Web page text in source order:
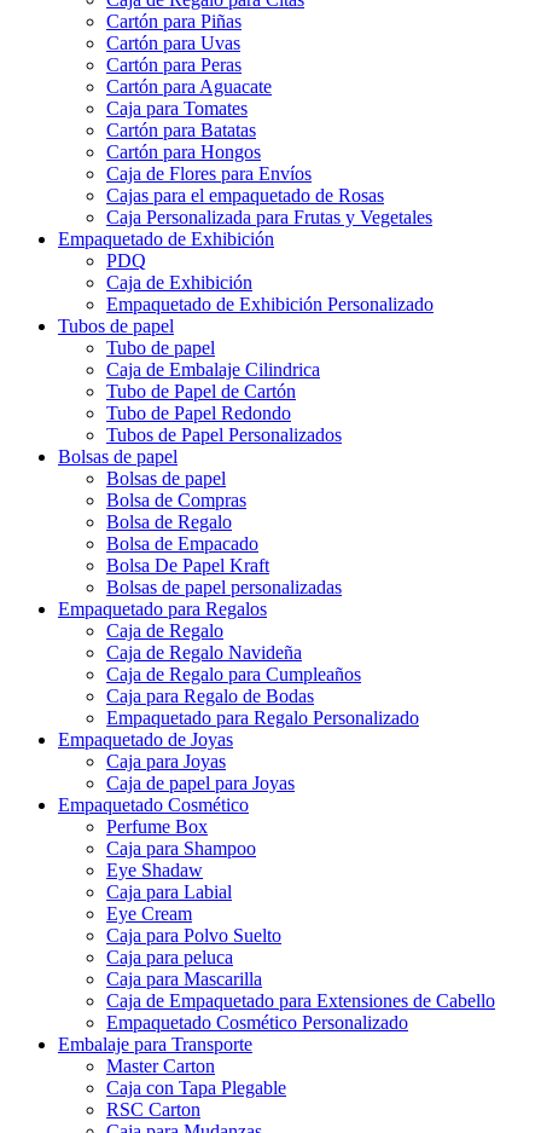
Cartón para Piñas
Cartón para Uvas
Cartón para Peras
Cartón para Aguacate
Caja para Tomates
Cartón para Batatas
Cartón para Hongos
Caja de Flores para Envíos
Cajas para el empaquetado de Rosas
Caja Personalizada para Frutas y Vegetales
Empaquetado de Exhibición
PDQ
Caja de Exhibición
Empaquetado de Exhibición Personalizado
Tubos de papel
Tubo de papel
Caja de Embalaje Cilindrica
Tubo de Papel de Cartón
Tubo de Papel Redondo
Tubos de Papel Personalizados
Bolsas de papel
Bolsas de papel
Bolsa de Compras
Bolsa de Regalo
Bolsa de Empacado
Bolsa De Papel Kraft
Bolsas de papel personalizadas
Empaquetado para Regalos
Caja de Regalo
Caja de Regalo Navideña
Caja de Regalo para Cumpleaños
Caja para Regalo de Bodas
Empaquetado para Regalo Personalizado
Empaquetado de Joyas
Caja para Joyas
Caja de papel para Joyas
Empaquetado Cosmético
Perfume Box
Caja para Shampoo
Eye Shadaw
Caja para Labial
Eye Cream
Caja para Polvo Suelto
Caja para peluca
Caja para Mascarilla
Caja de Empaquetado para Extensiones de Cabello
Empaquetado Cosmético Personalizado
Embalaje para Transporte
Master Carton
Caja con Tapa Plegable
RSC Carton